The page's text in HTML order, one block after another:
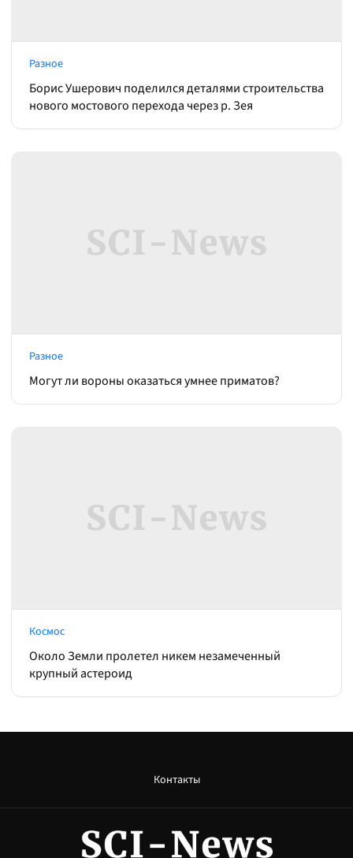
Разное
Борис Ушерович поделился деталями строительства
нового мостового перехода через р. Зея
Разное
Могут ли вороны оказаться умнее приматов?
Космос
Около Земли пролетел никем незамеченный
крупный астероид
Контакты